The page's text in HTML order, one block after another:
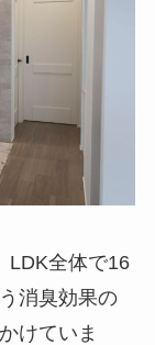
LDK全体で16
消臭効果の
けていま